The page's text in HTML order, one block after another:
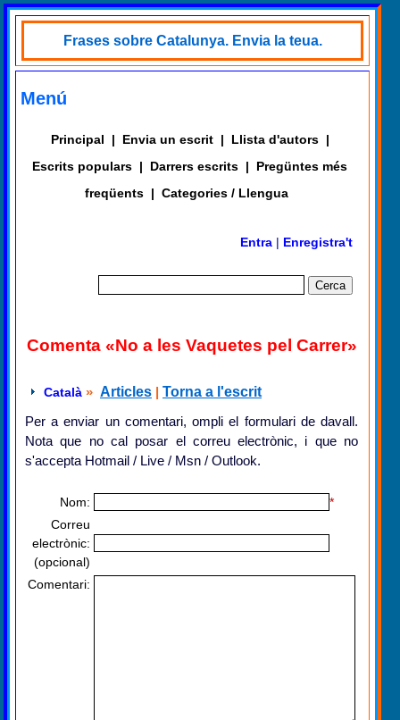
Frases sobre Catalunya. Envia la teua.
Menú
Principal | Envia un escrit | Llista d'autors |
Escrits populars | Darrers escrits |
Pregüntes més
freqüents | Categories / Llengua
Entra | Enregistra't
Comenta «No a les Vaquetes pel Carrer»
Català » Articles | Torna a l'escrit
Per a enviar un comentari, ompli el formulari de davall.
Nota que no cal posar el correu electrònic, i que no
s'accepta Hotmail / Live / Msn / Outlook.
Nom:
*
Correu
electrònic:
(opcional)
Comentari: